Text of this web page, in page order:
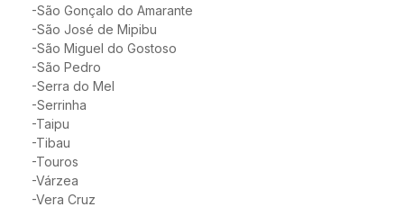
-São Gonçalo do Amarante
-São José de Mipibu
-São Miguel do Gostoso
-São Pedro
-Serra do Mel
-Serrinha
-Taipu
-Tibau
-Touros
-Várzea
-Vera Cruz